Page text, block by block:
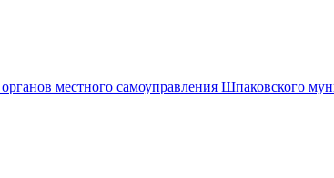
местного самоуправления Шпаковского